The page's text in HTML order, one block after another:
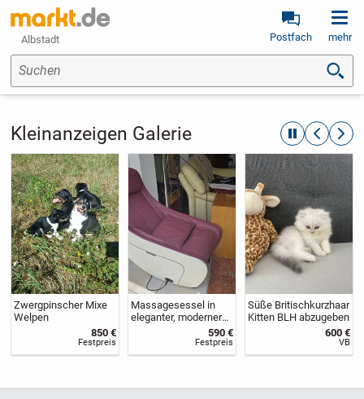
Albstadt Postfach mehr
Suchen
Kleinanzeigen Galerie automatische
Zwergpinscher Mixe
Welpen
850 €
Festpreis
Massagesessel in
eleganter, moderner
Form, neuwertig, da
Serienrippenbruch für
590 €
Festpreis
Süße Britischkurzhaar
Kitten BLH abzugeben
600 €
VB